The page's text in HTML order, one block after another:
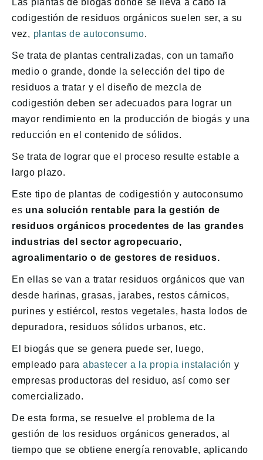
Las plantas de biogás donde se lleva a cabo la
codigestión de residuos orgánicos suelen ser, a su
vez, plantas de autoconsumo.
Se trata de plantas centralizadas, con un tamaño
medio o grande, donde la selección del tipo de
residuos a tratar y el diseño de mezcla de
codigestión deben ser adecuados para lograr un
mayor rendimiento en la producción de biogás y una
reducción en el contenido de sólidos.
Se trata de lograr que el proceso resulte estable a
largo plazo.
Este tipo de plantas de codigestión y autoconsumo
es una solución rentable para la gestión de
residuos orgánicos procedentes de las grandes
industrias del sector agropecuario,
agroalimentario o de gestores de residuos.
En ellas se van a tratar residuos orgánicos que van
desde harinas, grasas, jarabes, restos cárnicos,
purines y estiércol, restos vegetales, hasta lodos de
depuradora, residuos sólidos urbanos, etc.
El biogás que se genera puede ser, luego,
empleado para abastecer a la propia instalación y
empresas productoras del residuo, así como ser
comercializado.
De esta forma, se resuelve el problema de la
gestión de los residuos orgánicos generados, al
tiempo que se obtiene energía renovable, aplicando